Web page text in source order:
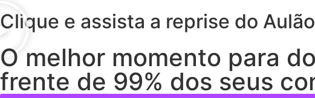
Clique e assista a reprise do Aulão
O melhor momento para
frente de 99% dos seus